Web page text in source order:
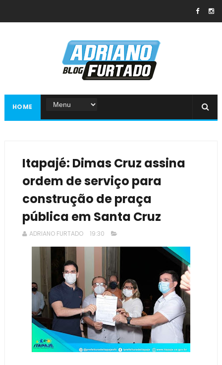
HOME
Itapajé: Dimas Cruz assina
ordem de serviço para
construção de praça
pública em Santa Cruz
ADRIANO FURTADO 19:30